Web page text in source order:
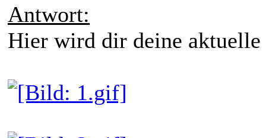
Antwort:
Hier wird dir deine aktuelle